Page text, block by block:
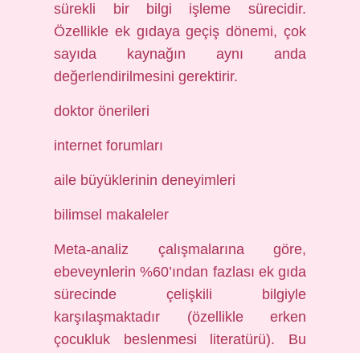
sürekli bir bilgi işleme sürecidir.
Özellikle ek gıdaya geçiş dönemi, çok
sayıda kaynağın aynı anda
değerlendirilmesini gerektirir.
doktor önerileri
internet forumları
aile büyüklerinin deneyimleri
bilimsel makaleler
Meta-analiz çalışmalarına göre,
ebeveynlerin %60’ından fazlası ek gıda
sürecinde çelişkili bilgiyle
karşılaşmaktadır (özellikle erken
çocukluk beslenmesi literatürü). Bu